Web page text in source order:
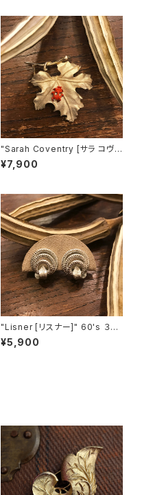
"Sarah Coventry [サラ コヴェ
ントリー]" 1966年『BIT O' Fa
ntasy』ヴィンテージブローチ
¥7,900
"Lisner [リスナー]" 60's ３つ
の輪を葉っぱで結んだようなヴ
¥5,900